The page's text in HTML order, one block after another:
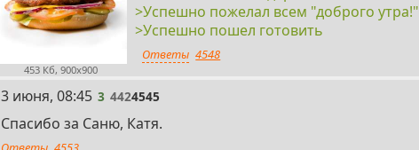
453 Кб, 900x900
>Успешно пожелал всем "доброго утра!"
>Успешно пошел готовить
Ответы 4548
3
3 июня, 08:45 3 4424545
Спасибо за Саню, Катя.